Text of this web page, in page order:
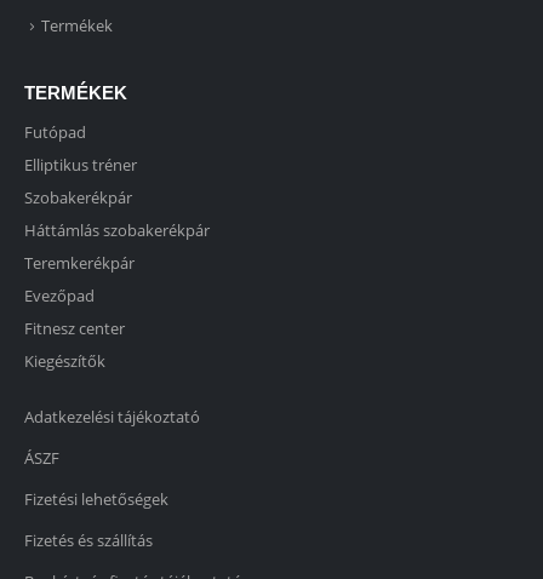
Termékek
TERMÉKEK
Futópad
Elliptikus tréner
Szobakerékpár
Háttámlás szobakerékpár
Teremkerékpár
Evezőpad
Fitnesz center
Kiegészítők
Adatkezelési tájékoztató
ÁSZF
Fizetési lehetőségek
Fizetés és szállítás